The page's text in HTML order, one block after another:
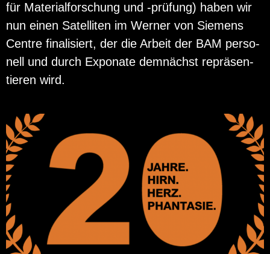
für Ma­te­ri­al­for­schung und -prü­fung) haben wir
nun einen Sa­tel­li­ten im Wer­ner von Sie­mens
Cent­re fi­na­li­siert, der die Ar­beit der BAM per­so­
nell und durch Ex­po­na­te dem­nächst re­prä­sen­
tie­ren wird.